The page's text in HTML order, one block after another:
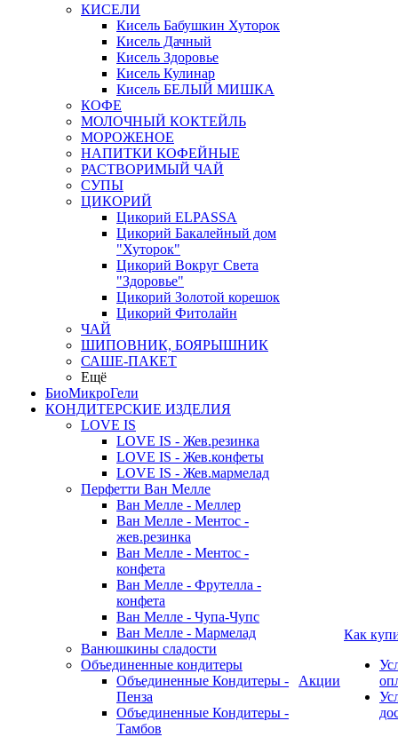
КИСЕЛИ
Кисель Бабушкин Хуторок
Кисель Дачный
Кисель Здоровье
Кисель Кулинар
Кисель БЕЛЫЙ МИШКА
КОФЕ
МОЛОЧНЫЙ КОКТЕЙЛЬ
МОРОЖЕНОЕ
НАПИТКИ КОФЕЙНЫЕ
РАСТВОРИМЫЙ ЧАЙ
СУПЫ
ЦИКОРИЙ
Цикорий ELPASSA
Цикорий Бакалейный дом
"Хуторок"
Цикорий Вокруг Света
"Здоровье"
Цикорий Золотой корешок
Цикорий Фитолайн
ЧАЙ
ШИПОВНИК, БОЯРЫШНИК
САШЕ-ПАКЕТ
Ещё
БиоМикроГели
КОНДИТЕРСКИЕ ИЗДЕЛИЯ
LOVE IS
LOVE IS - Жев.резинка
LOVE IS - Жев.конфеты
LOVE IS - Жев.мармелад
Перфетти Ван Мелле
Ван Мелле - Меллер
Ван Мелле - Ментос -
жев.резинка
Ван Мелле - Ментос -
конфета
Ван Мелле - Фрутелла -
конфета
Ван Мелле - Чупа-Чупс
Ван Мелле - Мармелад
Ванюшкины сладости
Объединенные кондитеры
Объединенные Кондитеры -
Пенза
Объединенные Кондитеры -
Тамбов
Акции
Как